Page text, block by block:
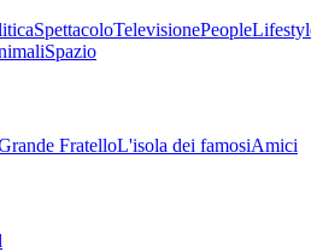
SpettacoloTelevisionePeople
Spazio
FratelloL'isola dei famosiAmici